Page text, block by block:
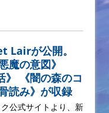
Lairが公開。
魔の意図》
》 《闇の森のコ
読み》が収録
公式サイトより、新